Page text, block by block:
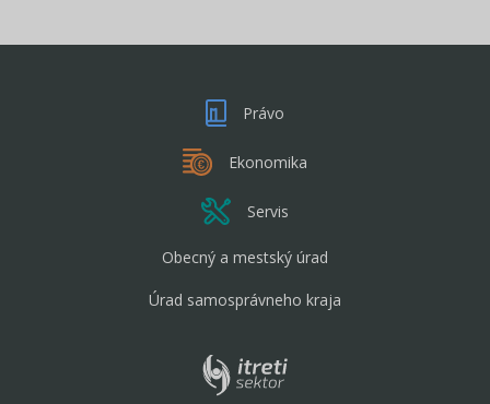
Právo
Ekonomika
Servis
Obecný a mestský úrad
Úrad samosprávneho kraja